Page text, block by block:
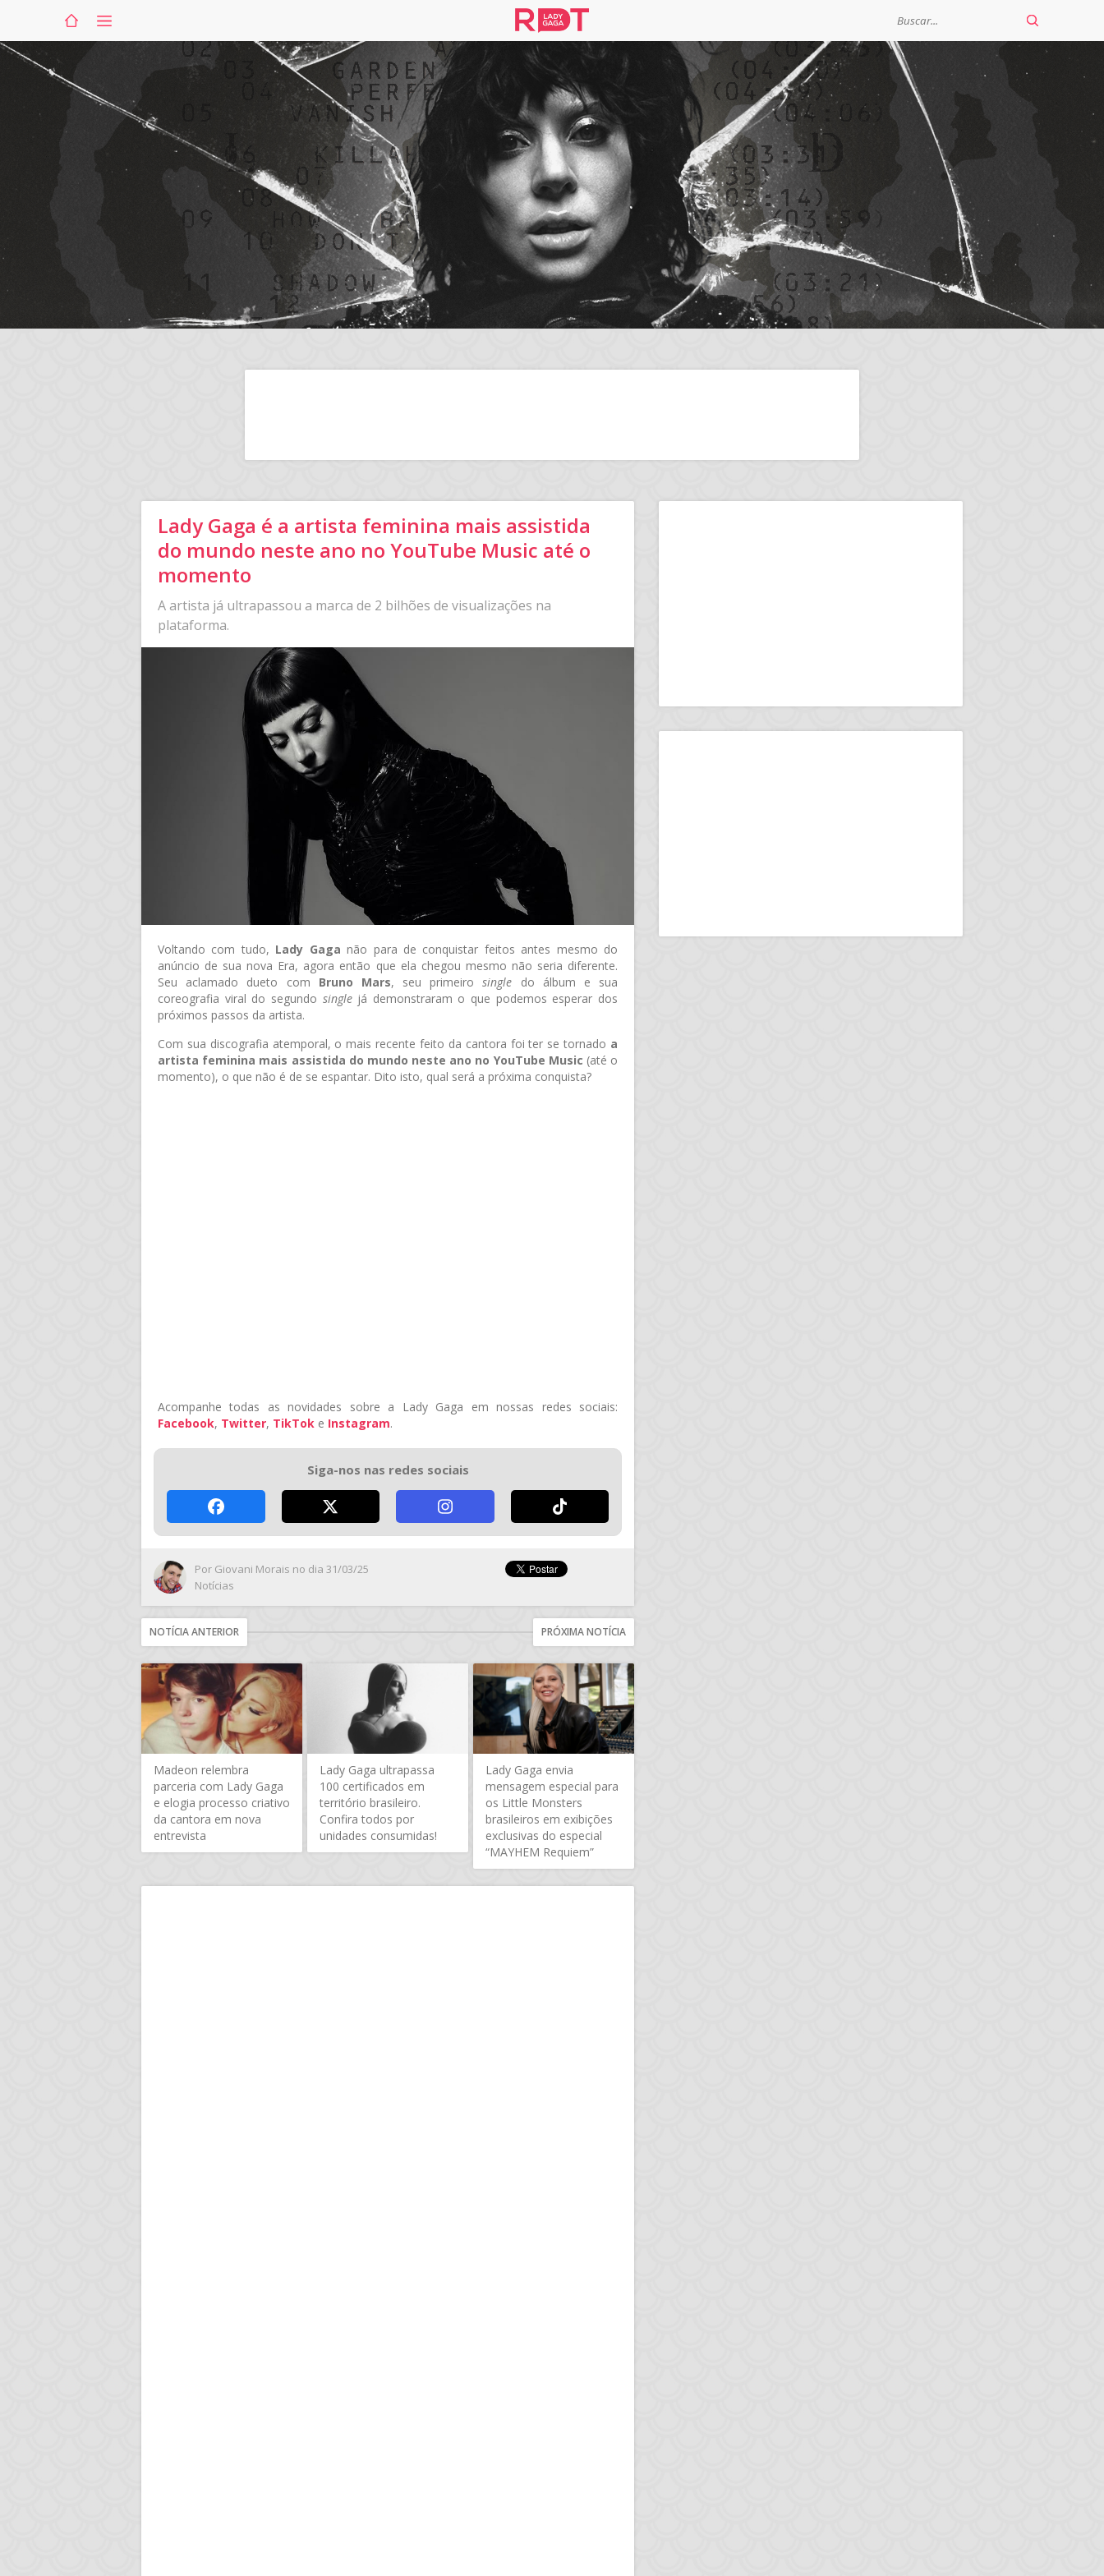
Lady Gaga é a artista feminina mais assistida
do mundo neste ano no YouTube Music até o
momento
A artista já ultrapassou a marca de 2 bilhões de visualizações na
plataforma.
Voltando com tudo, Lady Gaga não para de conquistar feitos antes mesmo do
anúncio de sua nova Era, agora então que ela chegou mesmo não seria diferente.
Seu aclamado dueto com Bruno Mars, seu primeirosingle do álbum e sua
coreografia viral do segundo singlejá demonstraram o que podemos esperar dos
próximos passos da artista.
Com sua discografia atemporal, o mais recente feito da cantora foi ter se tornado a
artista feminina mais assistida do mundo neste ano no YouTube Music (até o
momento), o que não é de se espantar. Dito isto, qual será a próxima conquista?
Acompanhe todas as novidades sobre a Lady Gaga em nossas redes sociais:
Facebook, Twitter, TikTok e Instagram.
Siga-nos nas redes sociais
Por Giovani Morais no dia 31/03/25
Notícias
NOTÍCIA ANTERIOR PRÓXIMA NOTÍCIA
Madeon relembra
parceria com Lady Gaga
e elogia processo criativo
da cantora em nova
entrevista
Lady Gaga ultrapassa
100 certificados em
território brasileiro.
Confira todos por
unidades consumidas!
Lady Gaga envia
mensagem especial para
os Little Monsters
brasileiros em exibições
exclusivas do especial
“MAYHEM Requiem”